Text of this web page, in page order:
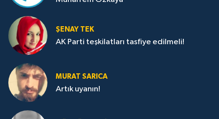
ŞENAY TEK
AK Parti teşkilatları tasfiye edilmeli!
MURAT SARICA
Artık uyanın!